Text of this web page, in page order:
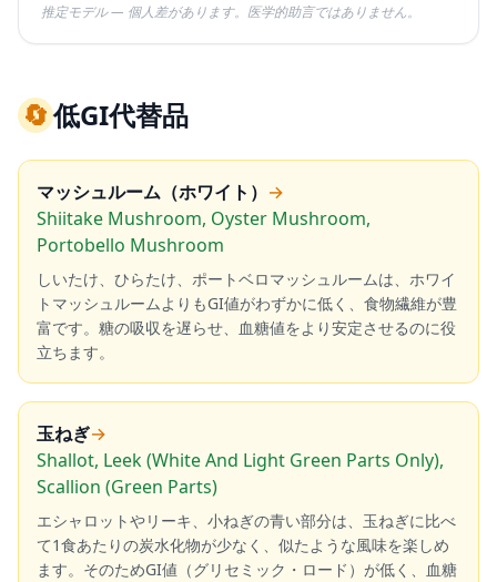
推定モデル — 個人差があります。医学的助言ではありません。
🔄低GI代替品
マッシュルーム（ホワイト） →
Shiitake Mushroom, Oyster Mushroom,
Portobello Mushroom
しいたけ、ひらたけ、ポートベロマッシュルームは、ホワイ
トマッシュルームよりもGI値がわずかに低く、食物繊維が豊
富です。糖の吸収を遅らせ、血糖値をより安定させるのに役
立ちます。
玉ねぎ→
Shallot, Leek (White And Light Green Parts Only),
Scallion (Green Parts)
エシャロットやリーキ、小ねぎの青い部分は、玉ねぎに比べ
て1食あたりの炭水化物が少なく、似たような風味を楽しめ
ます。そのためGI値（グリセミック・ロード）が低く、血糖